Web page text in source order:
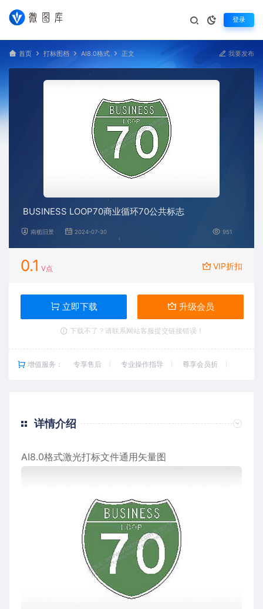
登录
首页 打标图档 AI8.0格式 正文 我要发布
BUSINESS LOOP70商业循环70公共标志
南栀旧景 2024-07-30 951
0.1 V点 VIP折扣
立即下载 升级会员
下载不了？请联系网站客服提交链接错误！
增值服务： 专享售后 专业操作指导 尊享会员折
详情介绍
AI8.0格式激光打标文件通用矢量图